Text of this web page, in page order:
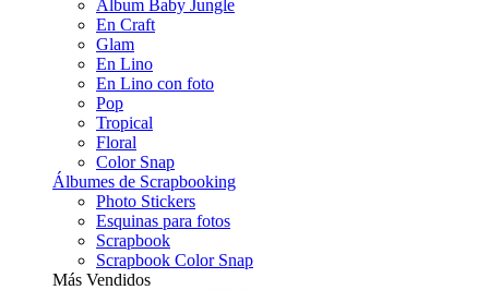
Álbum Baby Jungle
En Craft
Glam
En Lino
En Lino con foto
Pop
Tropical
Floral
Color Snap
Álbumes de Scrapbooking
Photo Stickers
Esquinas para fotos
Scrapbook
Scrapbook Color Snap
Más Vendidos